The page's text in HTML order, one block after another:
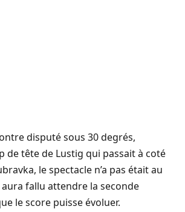
disputé sous 30 degrés,
de tête de Lustig qui passait à coté
le spectacle n’a pas était au
fallu attendre la seconde
le score puisse évoluer.